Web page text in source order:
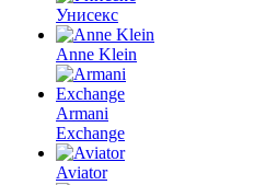
Унисекс
Anne Klein
Armani
Exchange
Aviator